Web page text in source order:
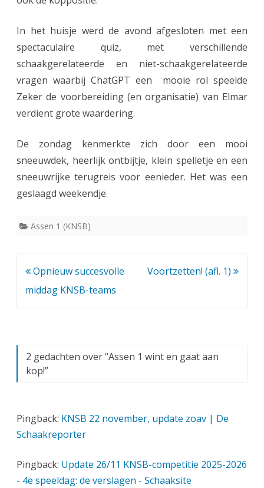
In het huisje werd de avond afgesloten met een
spectaculaire quiz, met verschillende
schaakgerelateerde en niet-schaakgerelateerde
vragen waarbij ChatGPT een mooie rol speelde
Zeker de voorbereiding (en organisatie) van Elmar
verdient grote waardering.
De zondag kenmerkte zich door een mooi
sneeuwdek, heerlijk ontbijtje, klein spelletje en een
sneeuwrijke terugreis voor eenieder. Het was een
geslaagd weekendje.
Assen 1 (KNSB)
Bericht
navigatie
Opnieuw succesvolle
middag KNSB-teams
Voortzetten! (afl. 1)
2 gedachten over “Assen 1 wint en gaat aan
kop!”
Pingback: KNSB 22 november, update zoav | De
Schaakreporter
Pingback: Update 26/11 KNSB-competitie 2025-2026
- 4e speeldag: de verslagen - Schaaksite